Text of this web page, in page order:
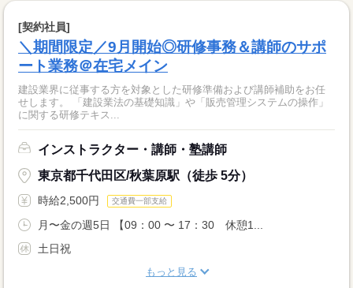
[契約社員]
＼期間限定／9月開始◎研修事務＆講師のサポ
ート業務＠在宅メイン
建設業界に従事する方を対象とした研修準備および講師補助をお任
せします。 「建設業法の基礎知識」や「販売管理システムの操作」
に関する研修テキス...
インストラクター・講師・塾講師
東京都千代田区/秋葉原駅（徒歩 5分）
時給2,500円 交通費一部支給
月〜金の週5日 【09：00 〜 17：30 休憩1...
土日祝
もっと見る